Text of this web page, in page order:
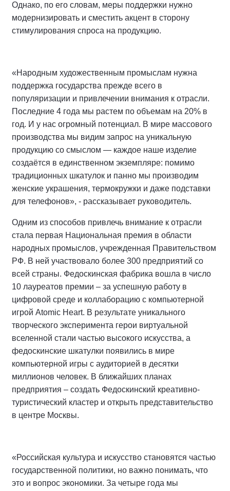
Однако, по его словам, меры поддержки нужно
модернизировать и сместить акцент в сторону
стимулирования спроса на продукцию.
«Народным художественным промыслам нужна
поддержка государства прежде всего в
популяризации и привлечении внимания к отрасли.
Последние 4 года мы растем по объемам на 20% в
год. И у нас огромный потенциал. В мире массового
производства мы видим запрос на уникальную
продукцию со смыслом — каждое наше изделие
создаётся в единственном экземпляре: помимо
традиционных шкатулок и панно мы производим
женские украшения, термокружки и даже подставки
для телефонов», - рассказывает руководитель.
Одним из способов привлечь внимание к отрасли
стала первая Национальная премия в области
народных промыслов, учрежденная Правительством
РФ. В ней участвовало более 300 предприятий со
всей страны. Федоскинская фабрика вошла в число
10 лауреатов премии – за успешную работу в
цифровой среде и коллаборацию с компьютерной
игрой Atomic Heart. В результате уникального
творческого эксперимента герои виртуальной
вселенной стали частью высокого искусства, а
федоскинские шкатулки появились в мире
компьютерной игры с аудиторией в десятки
миллионов человек. В ближайших планах
предприятия – создать Федоскинский креативно-
туристический кластер и открыть представительство
в центре Москвы.
«Российская культура и искусство становятся частью
государственной политики, но важно понимать, что
это и вопрос экономики. За четыре года мы